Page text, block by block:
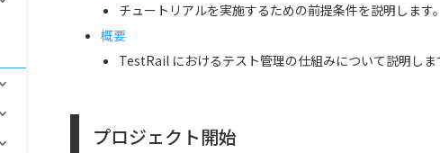
チュートリアルを実施するための前提条件を説明します。
概要
TestRail におけるテスト管理の仕組みについて説明しま
プロジェクト開始